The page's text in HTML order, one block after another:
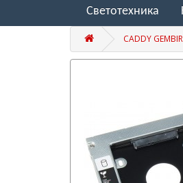
Светотехника
CADDY